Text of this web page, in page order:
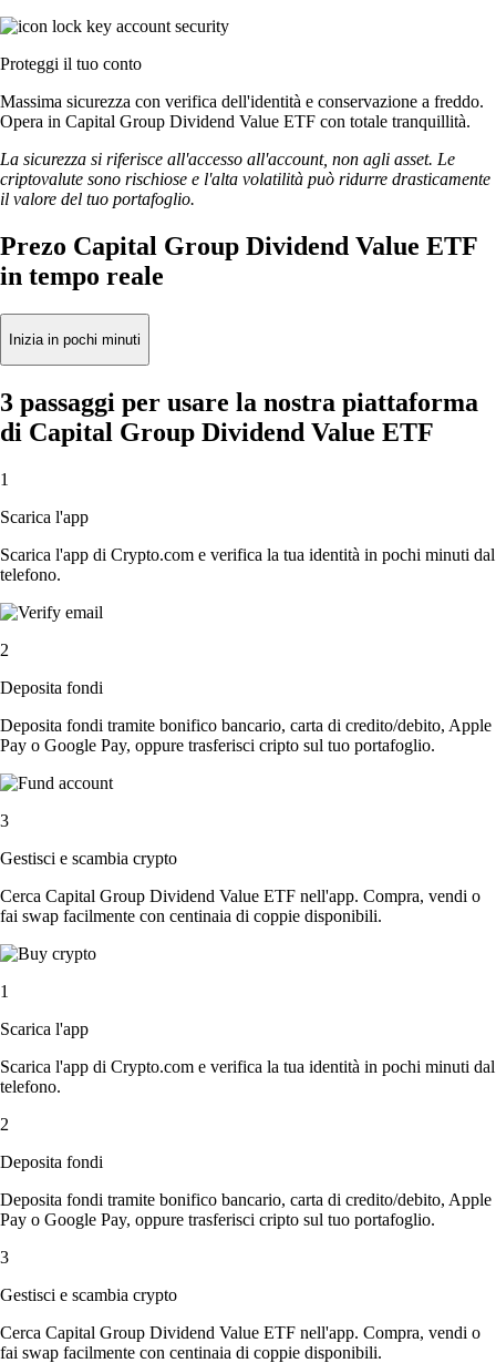
Proteggi il tuo conto
Massima sicurezza con verifica dell'identità e conservazione a freddo.
Opera in Capital Group Dividend Value ETF con totale tranquillità.
La sicurezza si riferisce all'accesso all'account, non agli asset. Le
criptovalute sono rischiose e l'alta volatilità può ridurre drasticamente
il valore del tuo portafoglio.
Prezo Capital Group Dividend Value ETF
in tempo reale
Inizia in pochi minuti
3 passaggi per usare la nostra piattaforma
di Capital Group Dividend Value ETF
1
Scarica l'app
Scarica l'app di Crypto.com e verifica la tua identità in pochi minuti dal
telefono.
2
Deposita fondi
Deposita fondi tramite bonifico bancario, carta di credito/debito, Apple
Pay o Google Pay, oppure trasferisci cripto sul tuo portafoglio.
3
Gestisci e scambia crypto
Cerca Capital Group Dividend Value ETF nell'app. Compra, vendi o
fai swap facilmente con centinaia di coppie disponibili.
1
Scarica l'app
Scarica l'app di Crypto.com e verifica la tua identità in pochi minuti dal
telefono.
2
Deposita fondi
Deposita fondi tramite bonifico bancario, carta di credito/debito, Apple
Pay o Google Pay, oppure trasferisci cripto sul tuo portafoglio.
3
Gestisci e scambia crypto
Cerca Capital Group Dividend Value ETF nell'app. Compra, vendi o
fai swap facilmente con centinaia di coppie disponibili.